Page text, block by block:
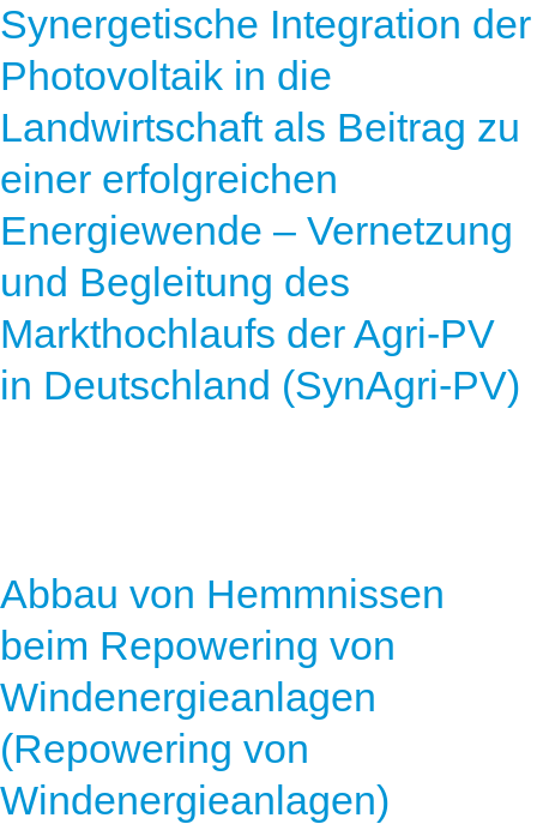
Synergetische Integration der
Photovoltaik in die
Landwirtschaft als Beitrag zu
einer erfolgreichen
Energiewende – Vernetzung
und Begleitung des
Markthochlaufs der Agri-PV
in Deutschland (SynAgri-PV)
Abbau von Hemmnissen
beim Repowering von
Windenergieanlagen
(Repowering von
Windenergieanlagen)